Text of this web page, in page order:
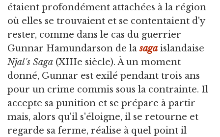
étaient profondément attachées à la région
où elles se trouvaient et se contentaient d'y
rester, comme dans le cas du guerrier
Gunnar Hamundarson de lasagaislandaise
Njal's Saga (XIIIe siècle). À un moment
donné, Gunnar est exilé pendant trois ans
pour un crime commis sous la contrainte. Il
accepte sa punition et se prépare à partir
mais, alors qu'il s'éloigne, il se retourne et
regarde sa ferme, réalise à quel point il